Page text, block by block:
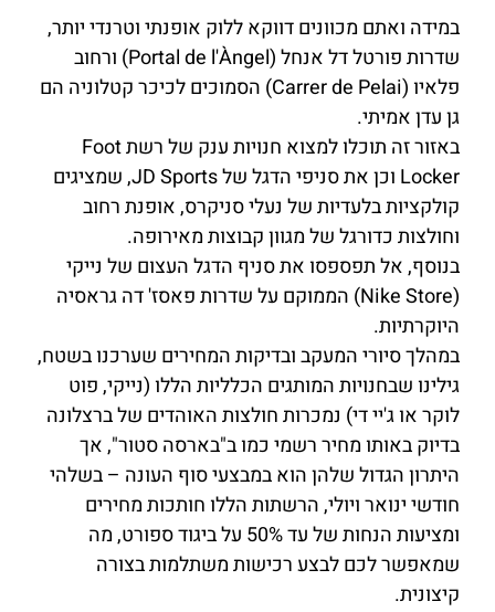
במידה ואתם מכוונים דווקא ללוק אופנתי וטרנדי יותר,
שדרות פורטל דל אנחל (Portal de l'Àngel) ורחוב
פלאיו (Carrer de Pelai) הסמוכים לכיכר קטלוניה הם
גן עדן אמיתי.
באזור זה תוכלו למצוא חנויות ענק של רשת Foot
Locker וכן את סניפי הדגל של JD Sports, שמציגים
קולקציות בלעדיות של נעלי סניקרס, אופנת רחוב
וחולצות כדורגל של מגוון קבוצות מאירופה.
בנוסף, אל תפספסו את סניף הדגל העצום של נייקי
(Nike Store) הממוקם על שדרות פאסז' דה גראסיה
היוקרתיות.
במהלך סיורי המעקב ובדיקות המחירים שערכנו בשטח,
גילינו שבחנויות המותגים הכלליות הללו (נייקי, פוט
לוקר או ג'יי די) נמכרות חולצות האוהדים של ברצלונה
בדיוק באותו מחיר רשמי כמו ב"בארסה סטור", אך
היתרון הגדול שלהן הוא במבצעי סוף העונה – בשלהי
חודשי ינואר ויולי, הרשתות הללו חותכות מחירים
ומציעות הנחות של עד 50% על ביגוד ספורט, מה
שמאפשר לכם לבצע רכישות משתלמות בצורה
קיצונית.